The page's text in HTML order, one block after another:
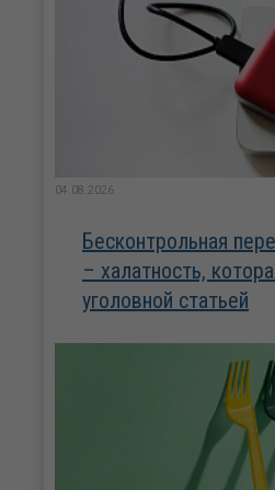
04.08.2026
Бесконтрольная
– халатность,
уголовной статьей